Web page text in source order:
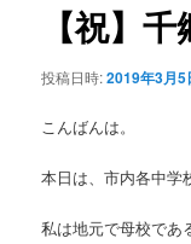
ョ
【祝】
投稿日時:2019年3月5
こんばんは。
本日は、市内各中学
私は地元で母校であ